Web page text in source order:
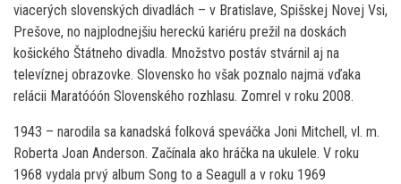
viacerých slovenských divadlách – v Bratislave, Spišskej Novej Vsi,
Prešove, no najplodnejšiu hereckú kariéru prežil na doskách
košického Štátneho divadla. Množstvo postáv stvárnil aj na
televíznej obrazovke. Slovensko ho však poznalo najmä vďaka
relácii Maratóóón Slovenského rozhlasu. Zomrel v roku 2008.
1943 – narodila sa kanadská folková speváčka Joni Mitchell, vl. m.
Roberta Joan Anderson. Začínala ako hráčka na ukulele. V roku
1968 vydala prvý album Song to a Seagull a v roku 1969